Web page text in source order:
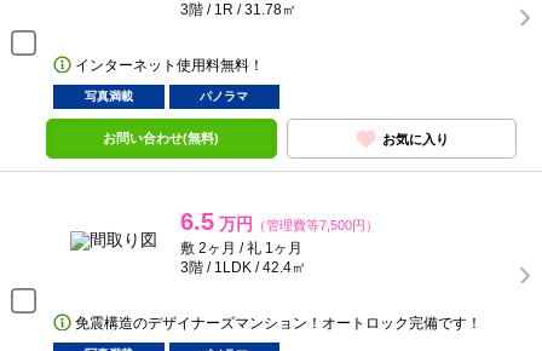
3階 / 1R / 31.78㎡
インターネット使用料無料！
写真満載 パノラマ
お問い合わせ(無料) お気に入り
6.5 万円 （管理費等7,500円）
敷 2ヶ月 / 礼 1ヶ月
3階 / 1LDK / 42.4㎡
免震構造のデザイナーズマンション！オートロック完備です！